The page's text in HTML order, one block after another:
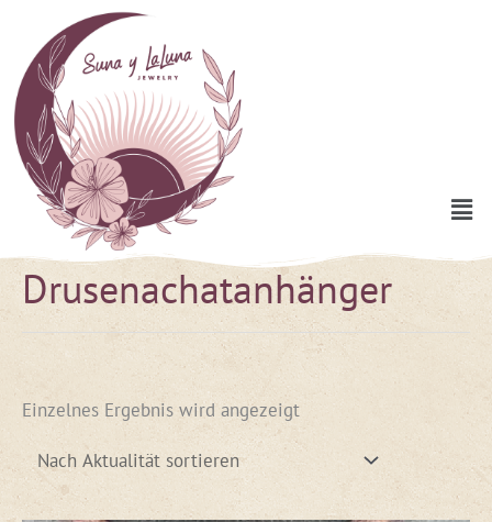
Inhalt
springen
Drusenachatanhänger
Einzelnes Ergebnis wird angezeigt